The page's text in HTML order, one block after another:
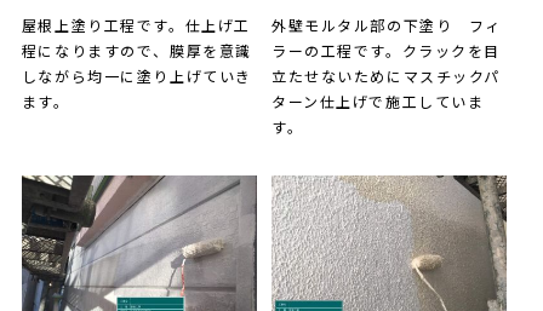
屋根上塗り工程です。仕上げ工
程になりますので、膜厚を意識
しながら均一に塗り上げていき
ます。
外壁モルタル部の下塗り フィ
ラーの工程です。クラックを目
立たせないためにマスチックパ
ターン仕上げで施工していま
す。